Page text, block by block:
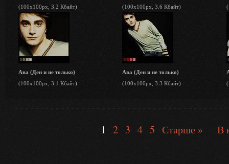
(100x100px, 3.2 Кбайт)
(100x100px, 3.6 Кбайт)
Ава (Ден и не только)
(100x100px, 3.1 Кбайт)
Ава (Ден и не только)
(100x100px, 3.3 Кбайт)
1 2 3 4 5 Старше » В